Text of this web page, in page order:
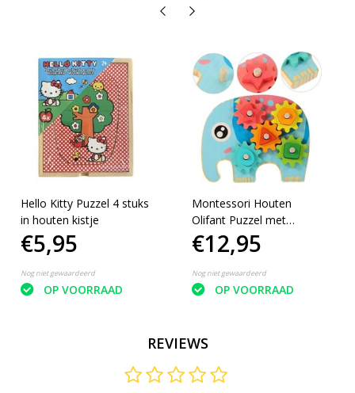
Hello Kitty Puzzel 4 stuks
in houten kistje
€5,95
Nog niet gewaardeerd
OP VOORRAAD
Montessori Houten
Olifant Puzzel met
Draaiende Tandwiel Leer
Vormen en Kleuren -
Educatief
€12,95
Nog niet gewaardeerd
OP VOORRAAD
REVIEWS